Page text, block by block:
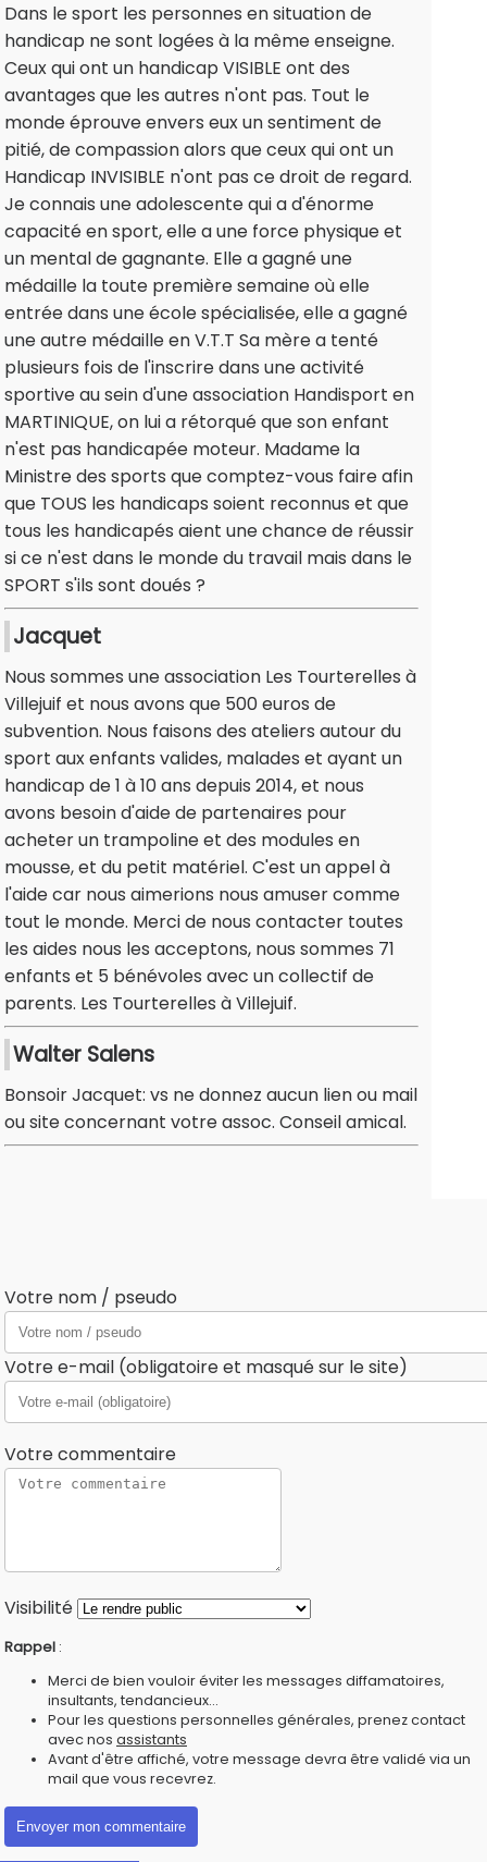
Dans le sport les personnes en situation de
handicap ne sont logées à la même enseigne.
Ceux qui ont un handicap VISIBLE ont des
avantages que les autres n'ont pas. Tout le
monde éprouve envers eux un sentiment de
pitié, de compassion alors que ceux qui ont un
Handicap INVISIBLE n'ont pas ce droit de regard.
Je connais une adolescente qui a d'énorme
capacité en sport, elle a une force physique et
un mental de gagnante. Elle a gagné une
médaille la toute première semaine où elle
entrée dans une école spécialisée, elle a gagné
une autre médaille en V.T.T Sa mère a tenté
plusieurs fois de l'inscrire dans une activité
sportive au sein d'une association Handisport en
MARTINIQUE, on lui a rétorqué que son enfant
n'est pas handicapée moteur. Madame la
Ministre des sports que comptez-vous faire afin
que TOUS les handicaps soient reconnus et que
tous les handicapés aient une chance de réussir
si ce n'est dans le monde du travail mais dans le
SPORT s'ils sont doués ?
Jacquet
Nous sommes une association Les Tourterelles à
Villejuif et nous avons que 500 euros de
subvention. Nous faisons des ateliers autour du
sport aux enfants valides, malades et ayant un
handicap de 1 à 10 ans depuis 2014, et nous
avons besoin d'aide de partenaires pour
acheter un trampoline et des modules en
mousse, et du petit matériel. C'est un appel à
l'aide car nous aimerions nous amuser comme
tout le monde. Merci de nous contacter toutes
les aides nous les acceptons, nous sommes 71
enfants et 5 bénévoles avec un collectif de
parents. Les Tourterelles à Villejuif.
Walter Salens
Bonsoir Jacquet: vs ne donnez aucun lien ou mail
ou site concernant votre assoc. Conseil amical.
Votre nom / pseudo
Votre e-mail (obligatoire et masqué sur le site)
Votre commentaire
Visibilité
Rappel :
Merci de bien vouloir éviter les messages diffamatoires,
insultants, tendancieux...
Pour les questions personnelles générales, prenez contact
avec nos assistants
Avant d'être affiché, votre message devra être validé via un
mail que vous recevrez.